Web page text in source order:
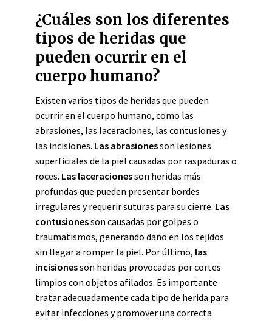
¿Cuáles son los diferentes
tipos de heridas que
pueden ocurrir en el
cuerpo humano?
Existen varios tipos de heridas que pueden
ocurrir en el cuerpo humano, como las
abrasiones, las laceraciones, las contusiones y
las incisiones. Las abrasionesson lesiones
superficiales de la piel causadas por raspaduras o
roces. Las laceracionesson heridas más
profundas que pueden presentar bordes
irregulares y requerir suturas para su cierre. Las
contusionesson causadas por golpes o
traumatismos, generando daño en los tejidos
sin llegar a romper la piel. Por último, las
incisionesson heridas provocadas por cortes
limpios con objetos afilados. Es importante
tratar adecuadamente cada tipo de herida para
evitar infecciones y promover una correcta